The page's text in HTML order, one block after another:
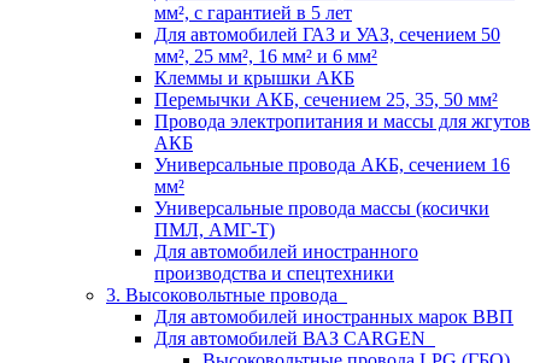
мм², с гарантией в 5 лет
Для автомобилей ГАЗ и УАЗ, сечением 50
мм², 25 мм², 16 мм² и 6 мм²
Клеммы и крышки АКБ
Перемычки АКБ, сечением 25, 35, 50 мм²
Провода электропитания и массы для жгутов
АКБ
Универсальные провода АКБ, сечением 16
мм²
Универсальные провода массы (косички
ПМЛ, АМГ-Т)
Для автомобилей иностранного
производства и спецтехники
3. Высоковольтные провода
Для автомобилей иностранных марок ВВП
Для автомобилей ВАЗ CARGEN